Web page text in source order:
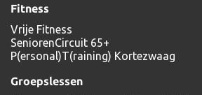
Fitness
Vrije Fitness
SeniorenCircuit 65+
P(ersonal)T(raining) Kortezwaag
Groepslessen